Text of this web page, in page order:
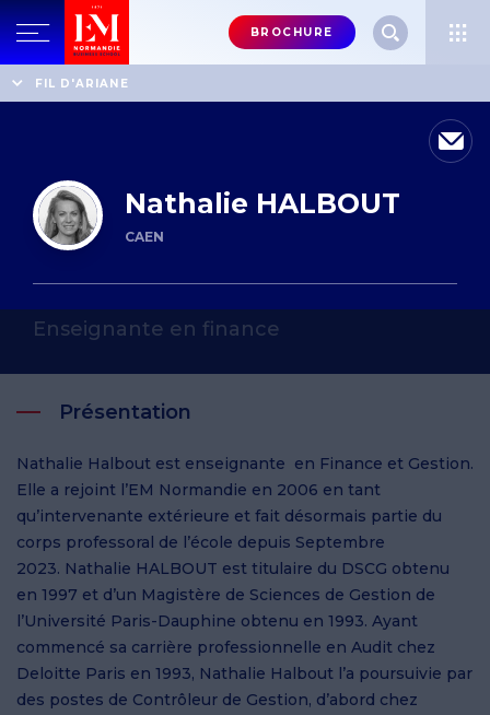
Menu
header-
right
BROCHURE
FIL D'ARIANE
Accueil
Nathalie HALBOUT
CAEN
Enseignante en finance
Présentation
Nathalie Halbout est enseignante en Finance et Gestion.
Elle a rejoint l’EM Normandie en 2006 en tant
qu’intervenante extérieure et fait désormais partie du
corps professoral de l’école depuis Septembre
2023. Nathalie HALBOUT est titulaire du DSCG obtenu
en 1997 et d’un Magistère de Sciences de Gestion de
l’Université Paris-Dauphine obtenu en 1993. Ayant
commencé sa carrière professionnelle en Audit chez
Deloitte Paris en 1993, Nathalie Halbout l’a poursuivie par
des postes de Contrôleur de Gestion, d’abord chez